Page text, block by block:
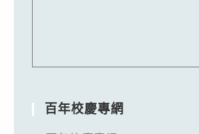
百年校慶專網